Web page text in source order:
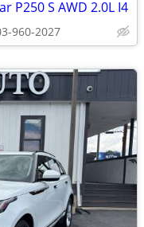
P250 S AWD 2.0L I4
960-2027